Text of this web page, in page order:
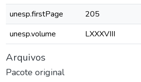
unesp.firstPage
205
unesp.volume
LXXXVIII
Arquivos
Pacote original